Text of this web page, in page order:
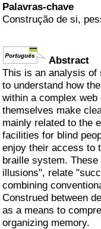
Palavras-chave
Construção de si,
Abstract
This is an analysis of
to understand how
within a complex
themselves make
mainly related to the
facilities for blind
enjoy their access to
braille system.
illusions", relate
combining
Construed between
as a means to
organizing memory.